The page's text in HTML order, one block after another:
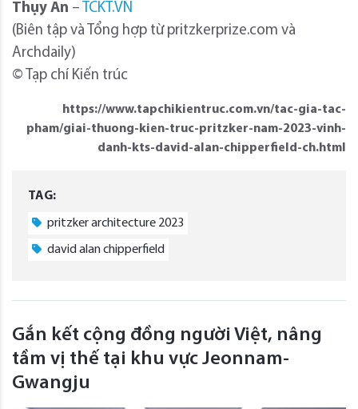
Thụy An – TCKT.VN
(Biên tập và Tổng hợp từ pritzkerprize.com và
Archdaily)
© Tạp chí Kiến trúc
https://www.tapchikientruc.com.vn/tac-gia-tac-
pham/giai-thuong-kien-truc-pritzker-nam-2023-vinh-
danh-kts-david-alan-chipperfield-ch.html
TAG:
pritzker architecture 2023
david alan chipperfield
Gắn kết cộng đồng người Việt, nâng
tầm vị thế tại khu vực Jeonnam-
Gwangju